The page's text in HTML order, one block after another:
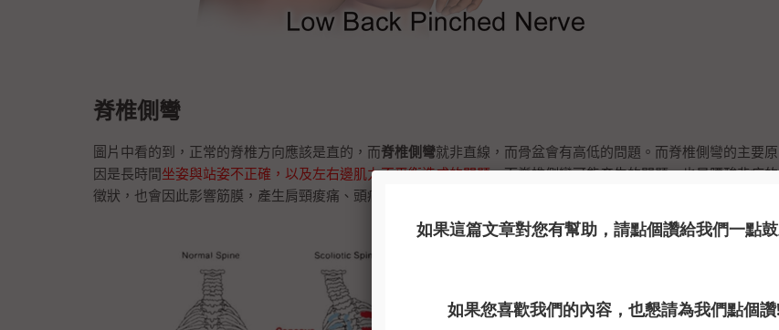
脊椎側彎
圖片中看的到，正常的脊椎方向應該是直的，而脊椎側彎就非直線，而骨盆會有高低的問題。而脊椎側彎的主要原
因是長時間坐姿與站姿不正確，以及左右邊肌力不平衡造成的問題。而脊椎側彎可能產生的問題，也是腰酸背痛的
徵狀，也會因此影響筋膜，產生肩頸痠痛、頭痛的問題，向下影響也會產生膝蓋的病變。